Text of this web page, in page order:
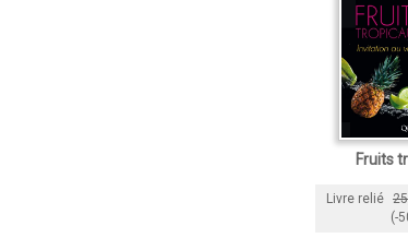
Fruits
Livre relié
(-